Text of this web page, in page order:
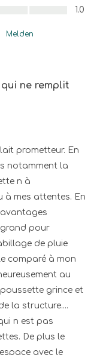
1.0
Melden
ne remplit
prometteur. En
notamment la
n à
à mes attentes. En
pour
de pluie
comparé à mon
au
grince et
la structure....
n est pas
De plus le
avec le